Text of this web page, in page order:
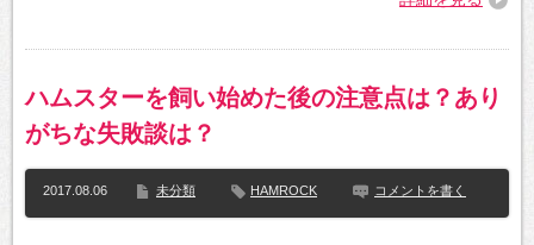
ハムスターを飼い始めた後の注意点は？あり
がちな失敗談は？
2017.08.06 未分類 HAMROCK コメントを書く